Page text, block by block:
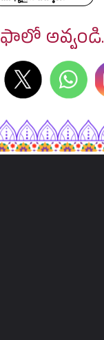
ఫాలో అవ్వండి.